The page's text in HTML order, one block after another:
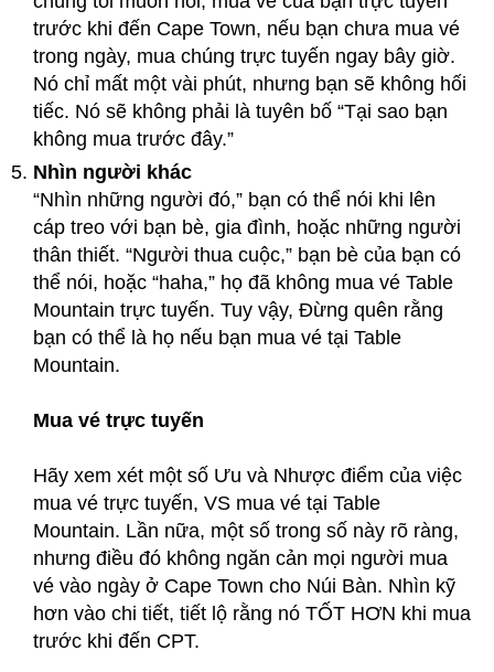
trước khi đến Cape Town, nếu bạn chưa mua vé
trong ngày, mua chúng trực tuyến ngay bây giờ.
Nó chỉ mất một vài phút, nhưng bạn sẽ không hối
tiếc. Nó sẽ không phải là tuyên bố “Tại sao bạn
không mua trước đây.”
Nhìn người khác
“Nhìn những người đó,” bạn có thể nói khi lên
cáp treo với bạn bè, gia đình, hoặc những người
thân thiết. “Người thua cuộc,” bạn bè của bạn có
thể nói, hoặc “haha,” họ đã không mua vé Table
Mountain trực tuyến. Tuy vậy, Đừng quên rằng
bạn có thể là họ nếu bạn mua vé tại Table
Mountain.
Mua vé trực tuyến
Hãy xem xét một số Ưu và Nhược điểm của việc
mua vé trực tuyến, VS mua vé tại Table
Mountain. Lần nữa, một số trong số này rõ ràng,
nhưng điều đó không ngăn cản mọi người mua
vé vào ngày ở Cape Town cho Núi Bàn. Nhìn kỹ
hơn vào chi tiết, tiết lộ rằng nó TỐT HƠN khi mua
trước khi đến CPT.